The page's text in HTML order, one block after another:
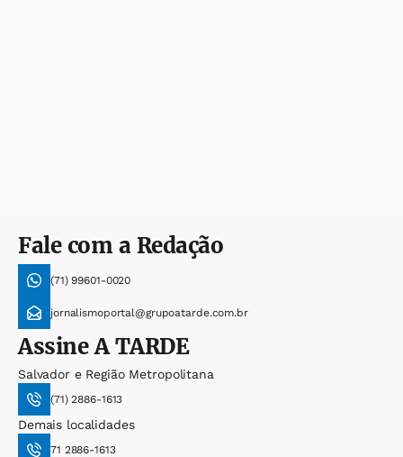
Fale com a Redação
(71) 99601-0020
jornalismoportal@grupoatarde.com.br
AssineA TARDE
Salvador e Região Metropolitana
(71) 2886-1613
Demais localidades
71 2886-1613